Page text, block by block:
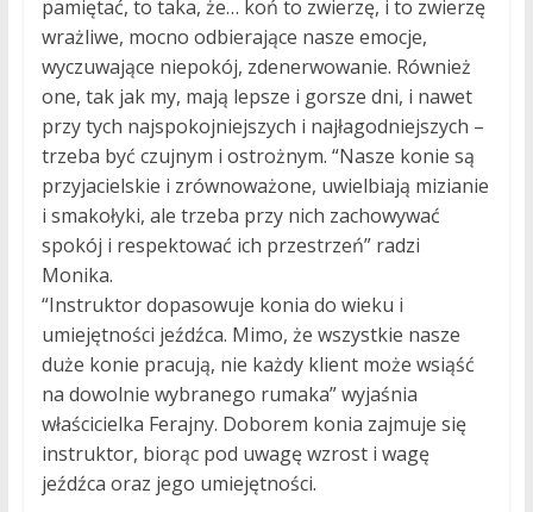
pamiętać, to taka, że… koń to zwierzę, i to zwierzę
wrażliwe, mocno odbierające nasze emocje,
wyczuwające niepokój, zdenerwowanie. Również
one, tak jak my, mają lepsze i gorsze dni, i nawet
przy tych najspokojniejszych i najłagodniejszych –
trzeba być czujnym i ostrożnym. “Nasze konie są
przyjacielskie i zrównoważone, uwielbiają mizianie
i smakołyki, ale trzeba przy nich zachowywać
spokój i respektować ich przestrzeń” radzi
Monika.
“Instruktor dopasowuje konia do wieku i
umiejętności jeźdźca. Mimo, że wszystkie nasze
duże konie pracują, nie każdy klient może wsiąść
na dowolnie wybranego rumaka” wyjaśnia
właścicielka Ferajny. Doborem konia zajmuje się
instruktor, biorąc pod uwagę wzrost i wagę
jeźdźca oraz jego umiejętności.